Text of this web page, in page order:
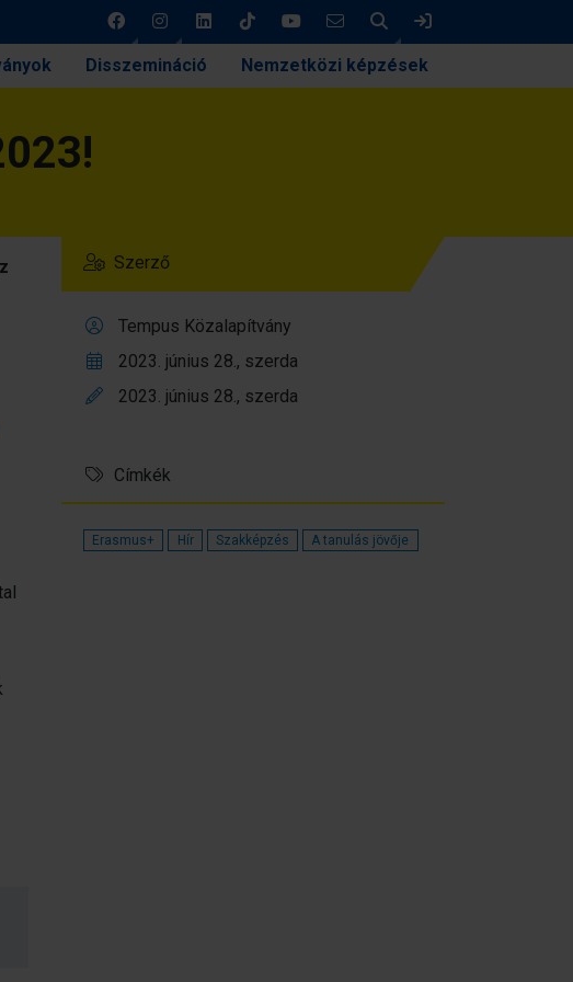
Keresés
Disszemináció Nemzetközi képzések
Szerző
Tempus Közalapítvány
2023. június 28., szerda
2023. június 28., szerda
Címkék
Erasmus+ Hír Szakképzés A tanulás jövője